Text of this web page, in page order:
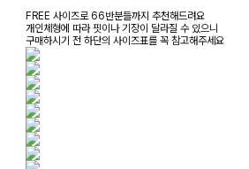
FREE 사이즈로 66반분들까지 추천해드려요
개인체형에 따라 핏이나 기장이 달라질 수 있으니
구매하시기 전 하단의 사이즈표를 꼭 참고해주세요